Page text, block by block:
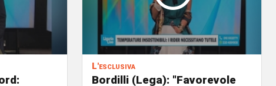
L'esclusiva
Bordilli (Lega): "Favorevole